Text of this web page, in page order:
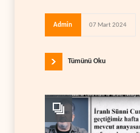
Admin 07 Mart 2024
Tümünü Oku